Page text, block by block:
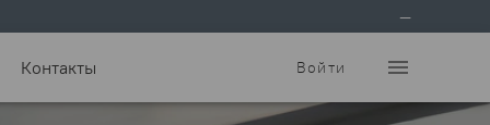
—
Контакты Войти menu